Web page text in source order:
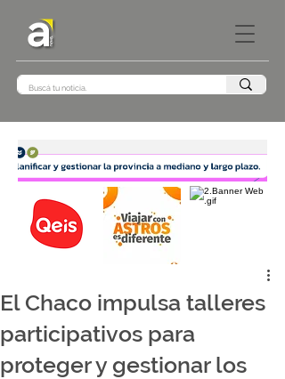
El Chaco impulsa talleres
participativos para
proteger y gestionar los